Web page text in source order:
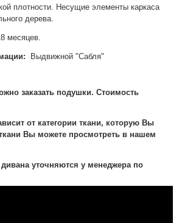
плотности. Несущие элементы каркаса
дерева.
месяцев.
Выдвижной "Сабля"
заказать подушки. Стоимость
от категории ткани, которую Вы
Вы можете просмотреть в нашем
уточняются у менеджера по